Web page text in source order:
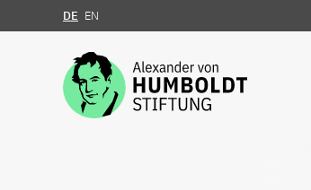
Zum Inhalt springen
DE EN